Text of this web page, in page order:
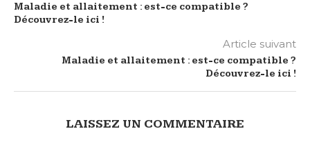
Maladie et allaitement : est-ce compatible ?
Découvrez-le ici !
Article suivant
Maladie et allaitement : est-ce compatible ?
Découvrez-le ici !
LAISSEZ UN COMMENTAIRE